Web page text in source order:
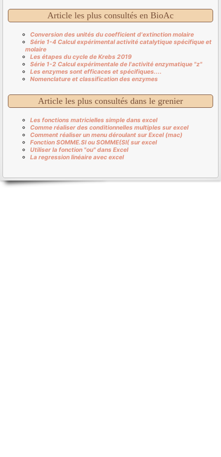
Article les plus consultés en BioAc
Conversion des unités du coefficient d'extinction molaire
Série 1-4 Calcul expérimental activité catalytique spécifique et
molaire
Les étapes du cycle de Krebs 2019
Série 1-2 Calcul expérimentale de l'activité enzymatique "z"
Les enzymes sont efficaces et spécifiques....
Nomenclature et classification des enzymes
Article les plus consultés dans le grenier
Les fonctions matricielles simple dans excel
Comme réaliser des conditionnelles multiples sur excel
Comment réaliser un menu déroulant sur Excel (mac)
Fonction SOMME.SI ou SOMME(SI( sur excel
Utiliser la fonction "ou" dans Excel
La regression linéaire avec excel